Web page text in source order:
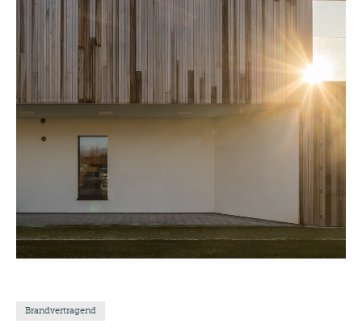
Brandvertragend